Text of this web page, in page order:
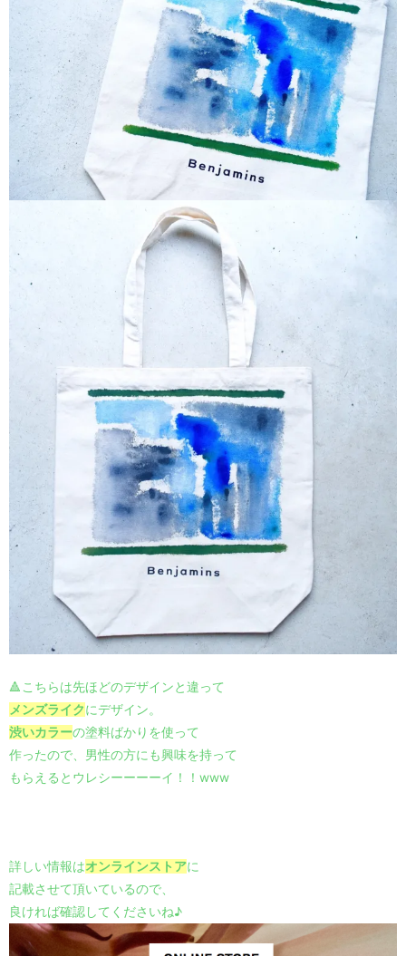
🔺こちらは先ほどのデザインと違って
メンズライクにデザイン。
渋いカラーの塗料ばかりを使って
作ったので、男性の方にも興味を持って
もらえるとウレシーーーーイ！！www
詳しい情報はオンラインストアに
記載させて頂いているので、
良ければ確認してくださいね♪